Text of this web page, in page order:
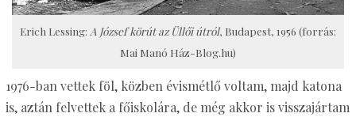
Erich Lessing: A József körút az Üllői útról, Budapest, 1956 (forrás:
Mai Manó Ház-Blog.hu)
1976-ban vettek föl, közben évismétlő voltam, majd katona
is, aztán felvettek a főiskolára, de még akkor is visszajártam